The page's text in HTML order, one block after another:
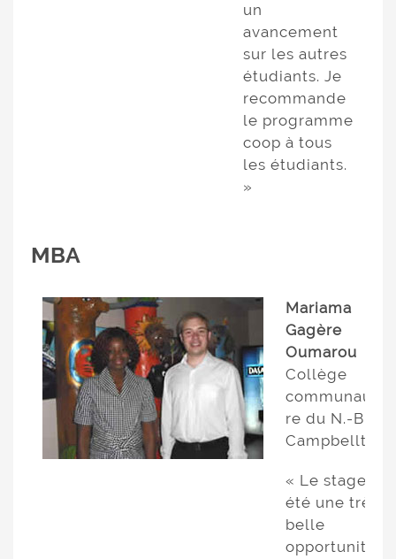
un
avancement
sur les autres
étudiants. Je
recommande
le programme
coop à tous
les étudiants.
»
MBA
Mariama
Gagère
Oumarou
Collège
communautai
re du N.-B.,
Campbellton
« Le stage a
été une très
belle
opportunité